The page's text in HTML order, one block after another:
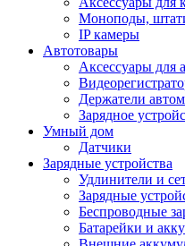
Моноподы,
IP камеры
Автотовары
Аксессуары для
Держатели
Зарядное
Умный дом
Датчики
Зарядные устройства
Удлинители и
Зарядные
Беспроводные
Батарейки и